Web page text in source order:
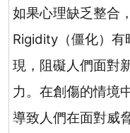
如果心理缺乏整合
Rigidity （僵化）
現，阻礙人們面對
力。在創傷的情境
導致人們在面對威